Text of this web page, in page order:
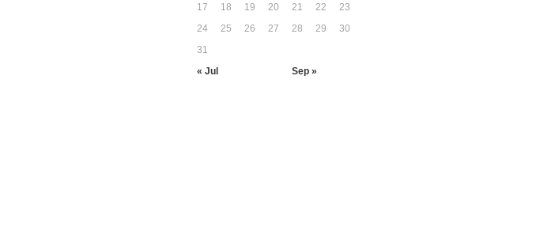
« Jul Sep »
17
18 19 20 21 22
23
24
25 26 27 28 29
30
31